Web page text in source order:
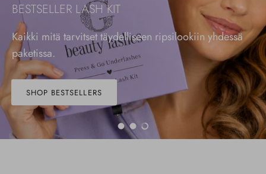
BESTSELLER LASH KIT
Kaikki mitä tarvitset täydelliseen ripsilookiin yhdessä
paketissa.
SHOP BESTSELLERS
Lataa liukumäki 1 / 3
Lataa liukumäki 2 / 3
Lataa liukumäki 3 / 3